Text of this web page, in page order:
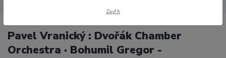
Pavel Vranický : Dvořák Chamber
Orchestra · Bohumil Gregor -
Zavřít